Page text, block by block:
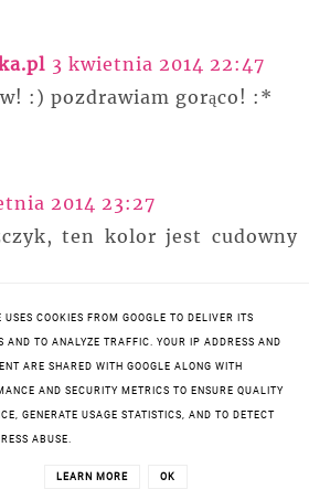
3 kwietnia 2014 22:47
:) pozdrawiam gorąco! :*
2014 23:27
ten kolor jest cudowny
2014 23:33
płaszczyku :)
USES COOKIES FROM GOOGLE TO DELIVER ITS
AND TO ANALYZE TRAFFIC. YOUR IP ADDRESS AND
ARE SHARED WITH GOOGLE ALONG WITH
AND SECURITY METRICS TO ENSURE QUALITY
GENERATE USAGE STATISTICS, AND TO DETECT
ABUSE.
LEARN MORE OK